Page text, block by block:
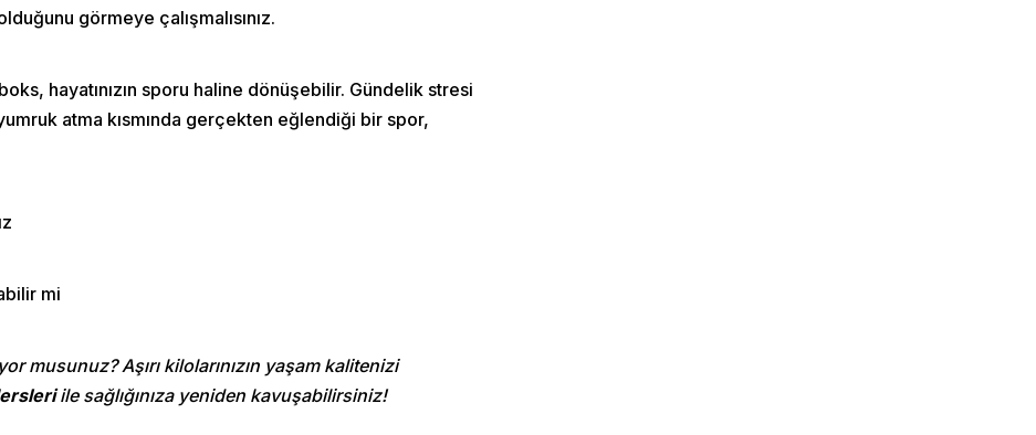
görmeye çalışmalısınız.
hayatınızın sporu haline dönüşebilir. Gündelik stresi
atma kısmında gerçekten eğlendiği bir spor,
mi
musunuz? Aşırı kilolarınızın yaşam kalitenizi
ile sağlığınıza yeniden kavuşabilirsiniz!
Sample Class
Contact Info